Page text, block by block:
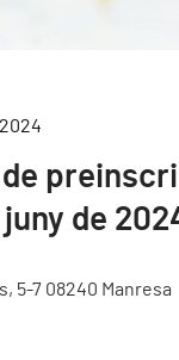
de
5-7 08240 Manresa